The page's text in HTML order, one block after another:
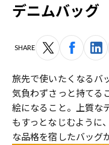
デニムバッグ
SHARE
旅先で使いたくなるバ
気負わずさっと持てる
絵になること。上質な
もすっとなじむように
な品格を宿したバッグ